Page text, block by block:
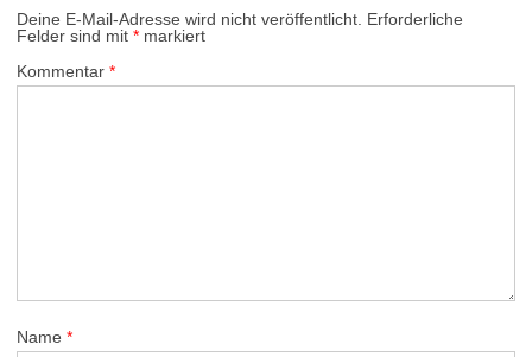
Deine E-Mail-Adresse wird nicht veröffentlicht. Erforderliche
Felder sind mit * markiert
Kommentar *
Name *